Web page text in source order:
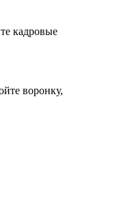
кадровые
воронку,